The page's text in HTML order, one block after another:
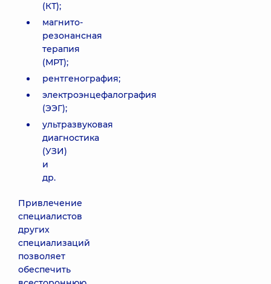
(КТ);
магнито-
резонансная
терапия
(МРТ);
рентгенография;
электроэнцефалография
(ЭЭГ);
ультразвуковая
диагностика
(УЗИ)
и
др.
Привлечение
специалистов
других
специализаций
позволяет
обеспечить